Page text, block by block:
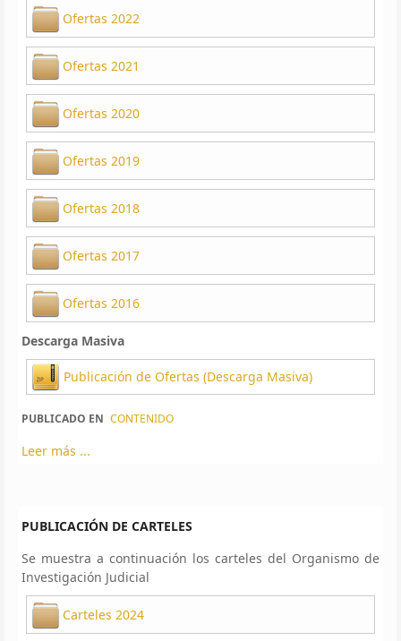
Ofertas 2022
Ofertas 2021
Ofertas 2020
Ofertas 2019
Ofertas 2018
Ofertas 2017
Ofertas 2016
Descarga Masiva
Publicación de Ofertas (Descarga Masiva)
PUBLICADO EN CONTENIDO
Leer más ...
PUBLICACIÓN DE CARTELES
Se muestra a continuación los carteles del Organismo de
Investigación Judicial
Carteles 2024